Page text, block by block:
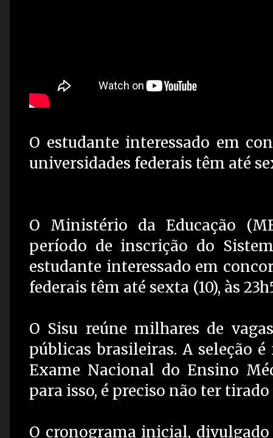
O estudante interessado em
universidades federais têm até
O Ministério da Educação
período de inscrição do
estudante interessado em
federais têm até sexta (10), às
O Sisu reúne milhares de
públicas brasileiras. A seleção
Exame Nacional do Ensino
para isso, é preciso não ter
O cronograma inicial,